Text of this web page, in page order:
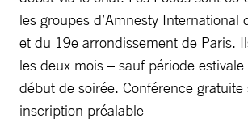
les groupes d’Amnesty
et du 19e arrondissement de Paris.
les deux mois – sauf période
début de soirée. Conférence gratuite
inscription préalable